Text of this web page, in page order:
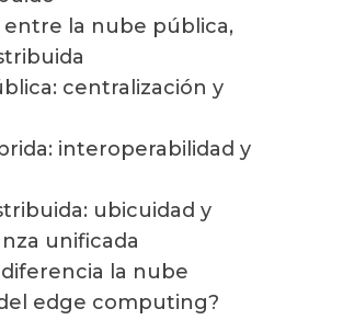
entre la nube pública,
centralización y
interoperabilidad y
ubicuidad y
unificada
la nube
edge computing?